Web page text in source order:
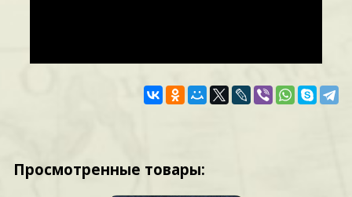
Просмотренные товары: